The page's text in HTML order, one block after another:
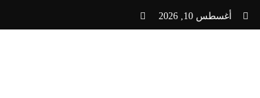
التجاوز
أغسطس 10, 2026